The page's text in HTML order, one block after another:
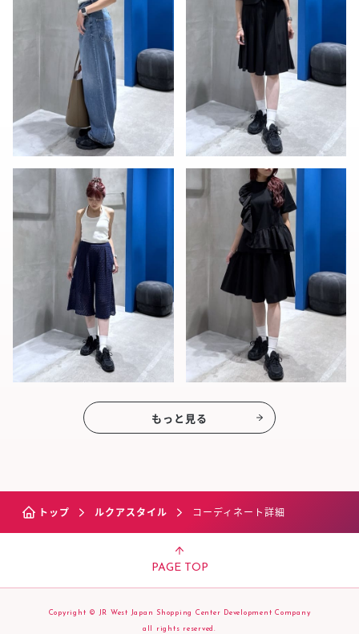
もっと見る
トップ ルクアスタイル コーディネート詳細
PAGE TOP
Copyright © JR West Japan Shopping Center Development Company
all rights reserved.